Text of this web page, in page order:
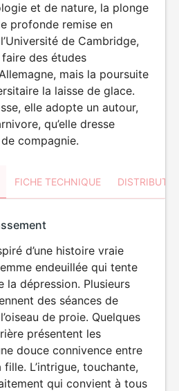
et de nature, la plonge
profonde remise en
de Cambridge,
faire des études
mais la poursuite
la laisse de glace.
elle adopte un autour,
qu’elle dresse
compagnie.
FICHE TECHNIQUE
d’une histoire vraie
endeuillée qui tente
la dépression. Plusieurs
des séances de
de proie. Quelques
présentent les
douce connivence entre
L’intrigue, touchante,
qui convient à tous